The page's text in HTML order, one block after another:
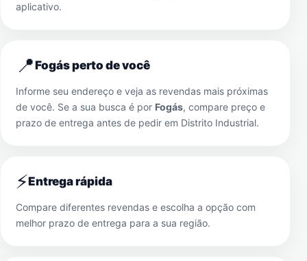
aplicativo.
📍Fogás perto de você
Informe seu endereço e veja as revendas mais próximas
de você. Se a sua busca é por Fogás, compare preço e
prazo de entrega antes de pedir em Distrito Industrial.
⚡Entrega rápida
Compare diferentes revendas e escolha a opção com
melhor prazo de entrega para a sua região.